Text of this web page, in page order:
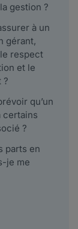
gestion ?
à un
gérant,
respect
et le
?
qu’un
certains
?
parts en
je me